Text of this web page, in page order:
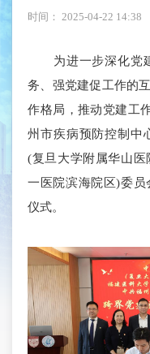
时间： 2025-04-22 14:38
为进一步深化党建
务、强党建促工作的
作格局，推动党建工
州市疾病预防控制中
(复旦大学附属华山
一医院滨海院区)委
仪式。